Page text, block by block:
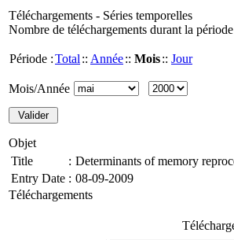
Téléchargements - Séries temporelles
Nombre de téléchargements durant la période
Période :Total :: Année:: Mois:: Jour
Mois/Année
Objet
Title
: Determinants of memory
Entry Date : 08-09-2009
Téléchargements